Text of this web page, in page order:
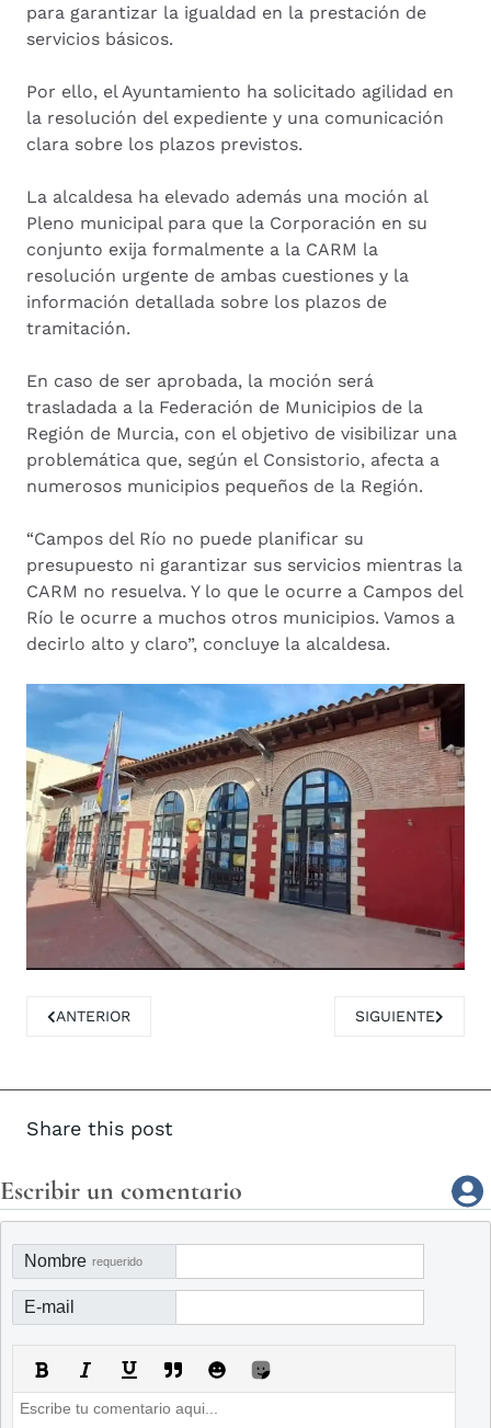
para garantizar la igualdad en la prestación de
servicios básicos.
Por ello, el Ayuntamiento ha solicitado agilidad en
la resolución del expediente y una comunicación
clara sobre los plazos previstos.
La alcaldesa ha elevado además una moción al
Pleno municipal para que la Corporación en su
conjunto exija formalmente a la CARM la
resolución urgente de ambas cuestiones y la
información detallada sobre los plazos de
tramitación.
En caso de ser aprobada, la moción será
trasladada a la Federación de Municipios de la
Región de Murcia, con el objetivo de visibilizar una
problemática que, según el Consistorio, afecta a
numerosos municipios pequeños de la Región.
“Campos del Río no puede planificar su
presupuesto ni garantizar sus servicios mientras la
CARM no resuelva. Y lo que le ocurre a Campos del
Río le ocurre a muchos otros municipios. Vamos a
decirlo alto y claro”, concluye la alcaldesa.
ARTÍCULO ANTERIOR: CAMPOS DEL RÍO LIQUIDA LA
ANTERIOR ARTÍCULO
SIGUIENTE
Share this post
Escribir un comentario
Nombre requerido
E-mail